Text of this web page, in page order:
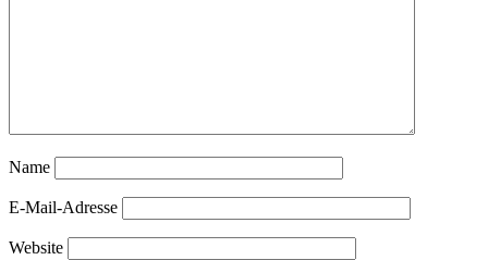
Name
E-Mail-Adresse
Website